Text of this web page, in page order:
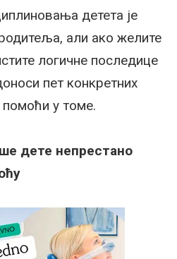
детета је
али ако желите
логичне последице
пет конкретних
у томе.
дете непрестано